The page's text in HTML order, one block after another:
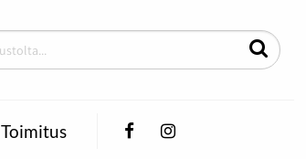
Toimitus FacebookInstagram